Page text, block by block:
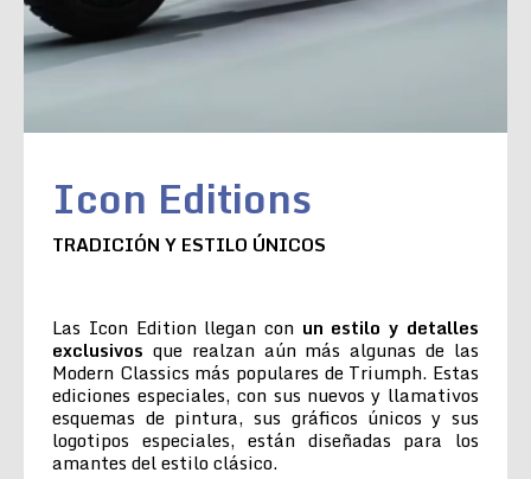
Icon Editions
TRADICIÓN Y ESTILO ÚNICOS
Las Icon Edition llegan con un estilo y detalles
exclusivos que realzan aún más algunas de las
Modern Classics más populares de Triumph. Estas
ediciones especiales, con sus nuevos y llamativos
esquemas de pintura, sus gráficos únicos y sus
logotipos especiales, están diseñadas para los
amantes del estilo clásico.